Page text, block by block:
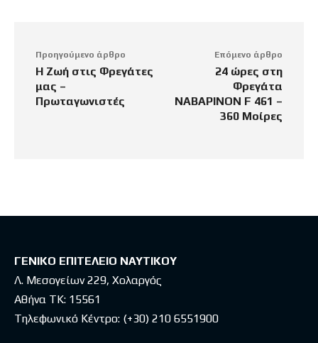
Προηγούμενο άρθρο
Η Ζωή στις Φρεγάτες
μας –
Πρωταγωνιστές
Επόμενο άρθρο
24 ώρες στη
Φρεγάτα
ΝΑΒΑΡΙΝΟΝ F 461 –
360 Μοίρες
ΓΕΝΙΚΟ ΕΠΙΤΕΛΕΙΟ ΝΑΥΤΙΚΟΥ
Λ. Μεσογείων 229, Χολαργός
Αθήνα ΤΚ: 15561
Τηλεφωνικό Κέντρο: (+30) 210 6551900